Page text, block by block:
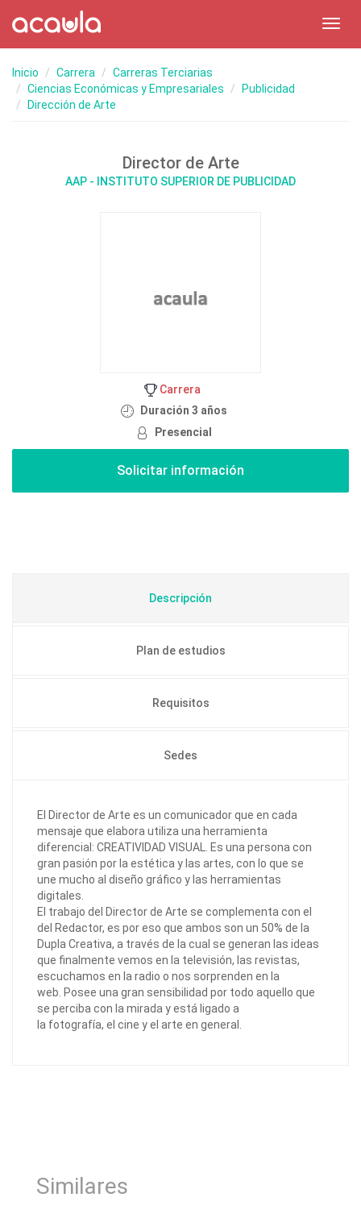
Inicio Carrera
Carreras Terciarias
Ciencias Económicas y Empresariales
Publicidad
Dirección de Arte
Director de Arte
AAP - INSTITUTO SUPERIOR DE PUBLICIDAD
Carrera
Duración 3 años
Presencial
Descripción
Plan de estudios
Requisitos
Sedes
El Director de Arte es un comunicador que en cada
mensaje que elabora utiliza una herramienta
diferencial: CREATIVIDAD VISUAL. Es una persona con
gran pasión por la estética y las artes, con lo que se
une mucho al diseño gráfico y las herramientas
digitales.
El trabajo del Director de Arte se complementa con el
del Redactor, es por eso que ambos son un 50% de la
Dupla Creativa, a través de la cual se generan las ideas
que finalmente vemos en la televisión, las revistas,
escuchamos en la radio o nos sorprenden en la
web. Posee una gran sensibilidad por todo aquello que
se perciba con la mirada y está ligado a
la fotografía, el cine y el arte en general.
Similares